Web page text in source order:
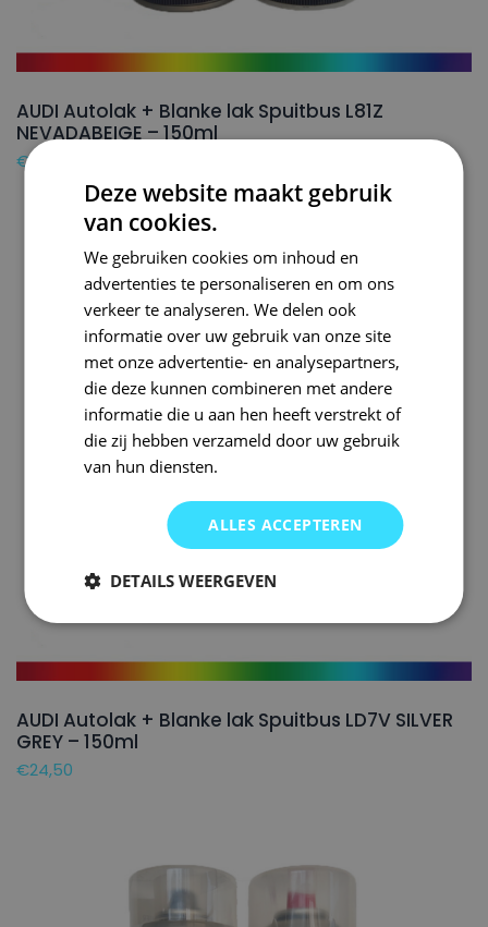
AUDI Autolak + Blanke lak Spuitbus L81Z
NEVADABEIGE – 150ml
€24,50
AUDI Autolak + Blanke lak Spuitbus LD7V SILVER
GREY – 150ml
€24,50
Deze website maakt gebruik
van cookies.
We gebruiken cookies om inhoud en
advertenties te personaliseren en om ons
verkeer te analyseren. We delen ook
informatie over uw gebruik van onze site
met onze advertentie- en analysepartners,
die deze kunnen combineren met andere
informatie die u aan hen heeft verstrekt of
die zij hebben verzameld door uw gebruik
van hun diensten.
ALLES ACCEPTEREN
DETAILS WEERGEVEN